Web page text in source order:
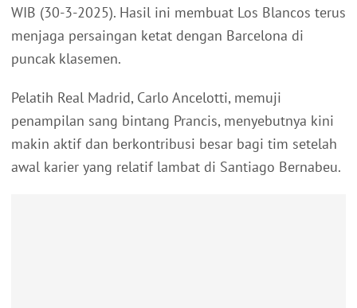
WIB (30-3-2025). Hasil ini membuat Los Blancos terus
menjaga persaingan ketat dengan Barcelona di
puncak klasemen.
Pelatih Real Madrid, Carlo Ancelotti, memuji
penampilan sang bintang Prancis, menyebutnya kini
makin aktif dan berkontribusi besar bagi tim setelah
awal karier yang relatif lambat di Santiago Bernabeu.